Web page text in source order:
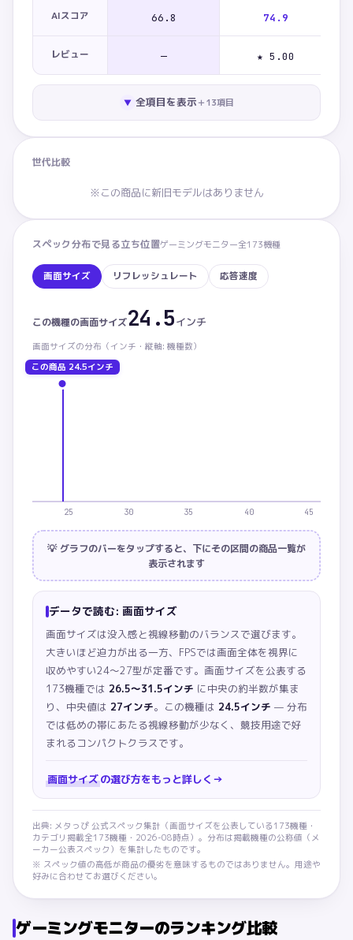
AIスコア 66.8 74.9
レビュー — ★ 5.00
▼ 全項目を表示＋13項目
世代比較
※この商品に新旧モデルはありません
スペック分布で見る立ち位置ゲーミングモニター全173機種
画面サイズ リフレッシュレート 応答速度
画面サイズ：この商品 24.5インチ。カテゴリ内 下か
この機種の画面サイズ24.5インチ
画面サイズの分布（ インチ・ 縦軸: 機種数）
この商品 24.5インチ
25 30 35 40 45
💡 グラフのバーをタップすると、下にその区間の商品一覧が
表示されます
データで読む: 画面サイズ
画面サイズは没入感と視線移動のバランスで選びます。
大きいほど迫力が出る一方、FPSでは画面全体を視界に
収めやすい24〜27型が定番です。 画面サイズを公表する
173機種では 26.5〜31.5インチ に中央の約半数が集ま
り、中央値は 27インチ。この機種は 24.5インチ — 分布
では低めの帯にあたる視線移動が少なく、競技用途で好
まれるコンパクトクラスです。
画面サイズの選び方をもっと詳しく →
出典: メタっぴ 公式スペック集計（ 画面サイズを公表している 173機種・
カテゴリ掲載全173機種・ 2026-08時点）。分布は掲載機種の公称値（メ
ーカー公表スペック）を集計したものです。
※ スペック値の高低が商品の優劣を意味するものではありません。用途や
好みに合わせてお選びください。
ゲーミングモニターのランキング比較